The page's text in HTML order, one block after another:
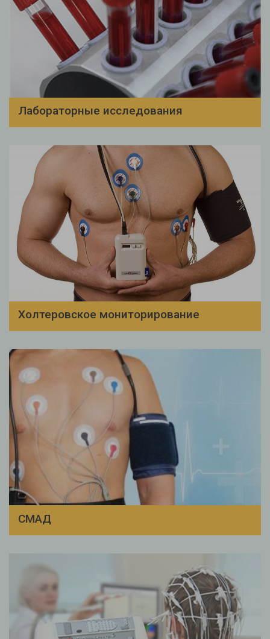
Лабораторные исследования
Холтеровское мониторирование
СМАД